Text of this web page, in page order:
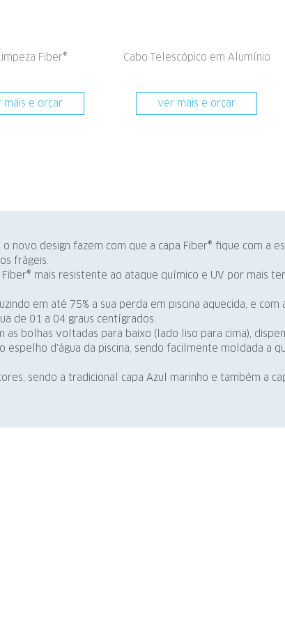
Fiber®
mais e orçar
Cabo Telescópico em Alumínio
ver mais e orçar
novo design fazem com que a capa Fiber® fique com a
frágeis.
mais resistente ao ataque químico e UV por mais
em até 75% a sua perda em piscina aquecida, e com
de 01 a 04 graus centígrados.
as bolhas voltadas para baixo (lado liso para cima),
espelho d'água da piscina, sendo facilmente moldada a
sendo a tradicional capa Azul marinho e também a